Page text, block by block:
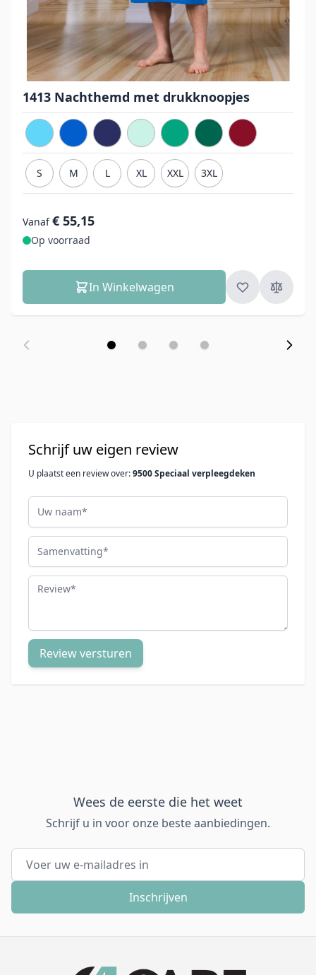
1413 Nachthemd met drukknoopjes
S M L XL XXL 3XL
Vanaf € 55,15
Op voorraad
In Winkelwagen
Schrijf uw eigen review
U plaatst een review over:9500 Speciaal verpleegdeken
Uw naam
Samenvatting
Review
Review versturen
Wees de eerste die het weet
Schrijf u in voor onze beste aanbiedingen.
E-mail adres
Inschrijven